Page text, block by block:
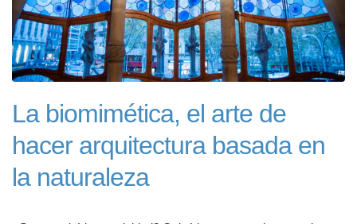
La biomimética, el arte de
hacer arquitectura basada en
la naturaleza